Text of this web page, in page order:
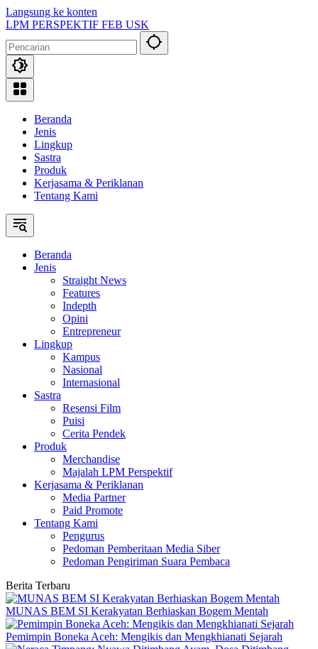
Langsung ke konten
LPM PERSPEKTIF FEB USK
Beranda
Jenis
Lingkup
Sastra
Produk
Kerjasama & Periklanan
Tentang Kami
Beranda
Jenis
Straight News
Features
Indepth
Opini
Entrepreneur
Lingkup
Kampus
Nasional
Internasional
Sastra
Resensi Film
Puisi
Cerita Pendek
Produk
Merchandise
Majalah LPM Perspektif
Kerjasama & Periklanan
Media Partner
Paid Promote
Tentang Kami
Pengurus
Pedoman Pemberitaan Media Siber
Pedoman Pengiriman Suara Pembaca
Berita Terbaru
MUNAS BEM SI Kerakyatan Berhiaskan Bogem Mentah
Pemimpin Boneka Aceh: Mengikis dan Mengkhianati Sejarah